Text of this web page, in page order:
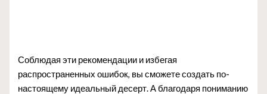
Соблюдая эти рекомендации и избегая
распространенных ошибок, вы сможете создать по-
настоящему идеальный десерт. А благодаря пониманию